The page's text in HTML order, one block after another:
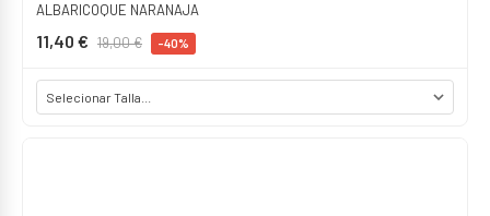
ALBARICOQUE NARANAJA
11,40 € 19,00 € -40%